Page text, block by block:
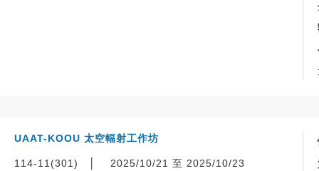
UAAT-KOOU 太空輻射工作坊
114-11(301) 2025/10/21 至 2025/10/23